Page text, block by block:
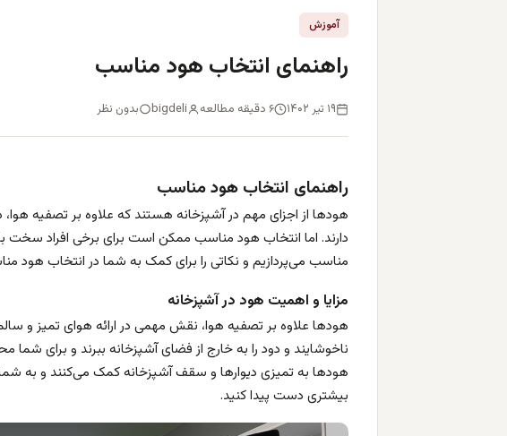
آموزش
راهنمای انتخاب هود مناسب
۱۹ تیر ۱۴۰۲ ۶ دقیقه مطالعه bigdeli بدون نظر
راهنمای انتخاب هود مناسب
هودها از اجزای مهم در آشپزخانه هستند که علاوه بر تصفیه
دارند. اما انتخاب هود مناسب ممکن است برای برخی افراد سخت
مناسب می‌پردازیم و نکاتی را برای کمک به شما در انتخاب هود
مزایا و اهمیت هود در آشپزخانه
هودها علاوه بر تصفیه هوا، نقش مهمی در ارائه هوای تمیز و
ناخوشایند و دود را به خارج از فضای آشپزخانه ببرند و برای شما
هودها به تمیزی دیوارها و سقف آشپزخانه کمک می‌کنند و به
بیشتری دست پیدا کنید.